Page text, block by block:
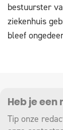
bestuurster
ziekenhuis
bleef
Heb je
Tip onze